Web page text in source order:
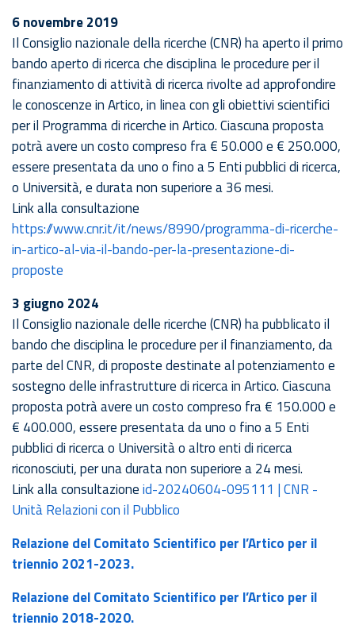
6 novembre 2019
Il Consiglio nazionale della ricerche (CNR) ha aperto il primo
bando aperto di ricerca che disciplina le procedure per il
finanziamento di attività di ricerca rivolte ad approfondire
le conoscenze in Artico, in linea con gli obiettivi scientifici
per il Programma di ricerche in Artico. Ciascuna proposta
potrà avere un costo compreso fra € 50.000 e € 250.000,
essere presentata da uno o fino a 5 Enti pubblici di ricerca,
o Università, e durata non superiore a 36 mesi.
Link alla consultazione
https://www.cnr.it/it/news/8990/programma-di-ricerche-
in-artico-al-via-il-bando-per-la-presentazione-di-
proposte
3 giugno 2024
Il Consiglio nazionale delle ricerche (CNR) ha pubblicato il
bando che disciplina le procedure per il finanziamento, da
parte del CNR, di proposte destinate al potenziamento e
sostegno delle infrastrutture di ricerca in Artico. Ciascuna
proposta potrà avere un costo compreso fra € 150.000 e
€ 400.000, essere presentata da uno o fino a 5 Enti
pubblici di ricerca o Università o altro enti di ricerca
riconosciuti, per una durata non superiore a 24 mesi.
Link alla consultazioneid-20240604-095111 | CNR -
Unità Relazioni con il Pubblico
Relazione del Comitato Scientifico per l’Artico per il
triennio 2021-2023.
Relazione del Comitato Scientifico per l’Artico per il
triennio 2018-2020.